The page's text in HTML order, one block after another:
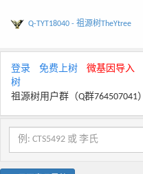
Q-TYT18040 - 祖源树TheYtree
登录 免费上树 微基因导入
树
祖源树用户群（Q群764507041）